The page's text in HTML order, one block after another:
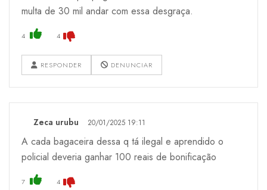
multa de 30 mil andar com essa desgraça.
4 4
RESPONDER DENUNCIAR
Zeca urubu 20/01/2025 19:11
A cada bagaceira dessa q tá ilegal e aprendido o
policial deveria ganhar 100 reais de bonificação
7 4